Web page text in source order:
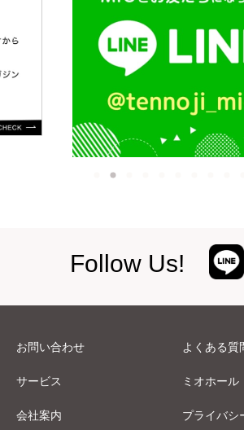
Follow Us!
お問い合わせ よくある質
サービス ミオホール
会社案内 プライバシ